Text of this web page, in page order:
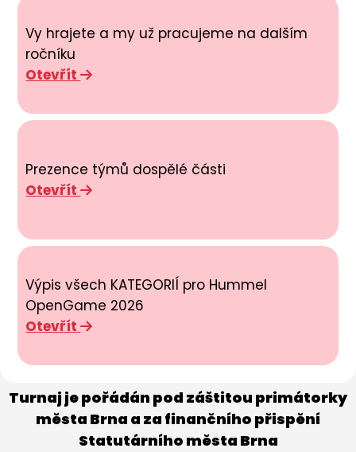
Vy hrajete a my už pracujeme na dalším
ročníku
Otevřít
Prezence týmů dospělé části
Otevřít
Výpis všech KATEGORIÍ pro Hummel
OpenGame 2026
Otevřít
Turnaj je pořádán pod záštitou primátorky
města Brna a za finančního přispění
Statutárního města Brna